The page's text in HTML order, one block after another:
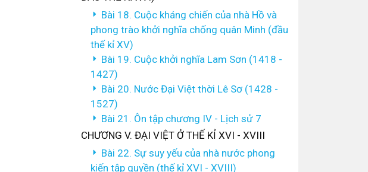
Bài 18. Cuộc kháng chiến của nhà Hồ và
phong trào khởi nghĩa chống quân Minh (đầu
thế kỉ XV)
Bài 19. Cuộc khởi nghĩa Lam Sơn (1418 -
1427)
Bài 20. Nước Đại Việt thời Lê Sơ (1428 -
1527)
Bài 21. Ôn tập chương IV - Lịch sử 7
CHƯƠNG V. ĐẠI VIỆT Ở THẾ KỈ XVI - XVIII
Bài 22. Sự suy yếu của nhà nước phong
kiến tập quyền (thế kỉ XVI - XVIII)